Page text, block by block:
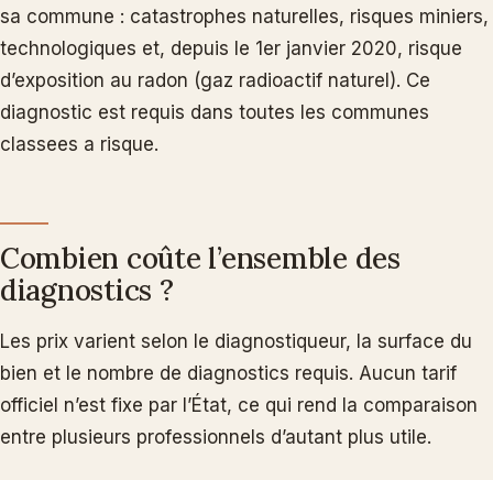
sa commune : catastrophes naturelles, risques miniers,
technologiques et, depuis le 1er janvier 2020, risque
d’exposition au radon (gaz radioactif naturel). Ce
diagnostic est requis dans toutes les communes
classees a risque.
Combien coûte l’ensemble des
diagnostics ?
Les prix varient selon le diagnostiqueur, la surface du
bien et le nombre de diagnostics requis. Aucun tarif
officiel n’est fixe par l’État, ce qui rend la comparaison
entre plusieurs professionnels d’autant plus utile.